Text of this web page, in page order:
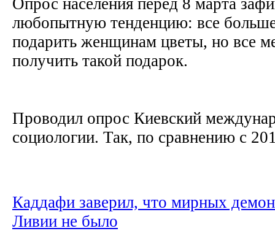
любопытную тенденцию: все
подарить женщинам цветы, но все
получить такой подарок.
Проводил опрос Киевский
социологии. Так, по сравнению с
Каддафи заверил, что мирных
Ливии не было